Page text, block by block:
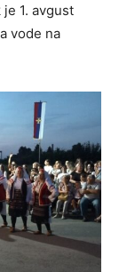
1. avgust
vode na